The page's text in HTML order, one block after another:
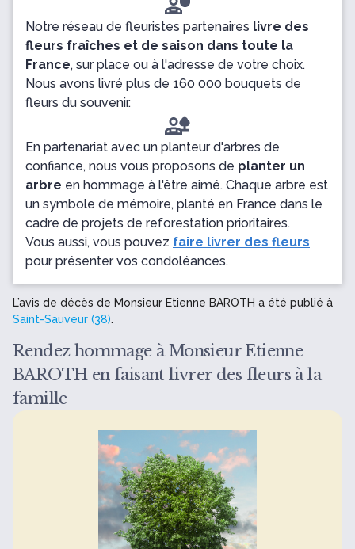
Notre réseau de fleuristes partenaires livre des
fleurs fraîches et de saison dans toute la
France, sur place ou à l'adresse de votre choix.
Nous avons livré plus de 160 000 bouquets de
fleurs du souvenir.
En partenariat avec un planteur d'arbres de
confiance, nous vous proposons de planter un
arbre en hommage à l'être aimé. Chaque arbre est
un symbole de mémoire, planté en France dans le
cadre de projets de reforestation prioritaires.
Vous aussi, vous pouvez faire livrer des fleurs
pour présenter vos condoléances.
L’avis de décès de Monsieur Etienne BAROTH a été publié à
Saint-Sauveur (38).
Rendez hommage à Monsieur Etienne
BAROTH en faisant livrer des fleurs à la
famille